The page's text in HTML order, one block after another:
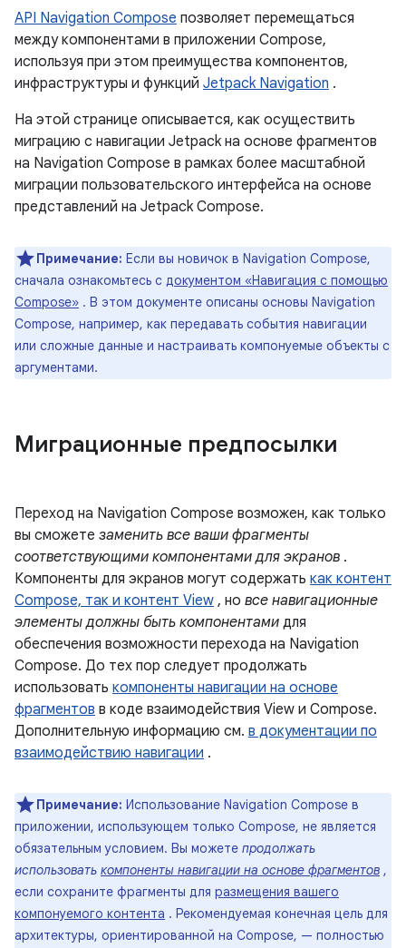
API Navigation Compose позволяет перемещаться
между компонентами в приложении Compose,
используя при этом преимущества компонентов,
инфраструктуры и функций Jetpack Navigation .
На этой странице описывается, как осуществить
миграцию с навигации Jetpack на основе фрагментов
на Navigation Compose в рамках более масштабной
миграции пользовательского интерфейса на основе
представлений на Jetpack Compose.
Примечание: Если вы новичок в Navigation Compose,
сначала ознакомьтесь с документом «Навигация с помощью
Compose» . В этом документе описаны основы Navigation
Compose, например, как передавать события навигации
или сложные данные и настраивать компонуемые объекты с
аргументами.
Миграционные предпосылки
Переход на Navigation Compose возможен, как только
вы сможете заменить все ваши фрагменты
соответствующими компонентами для экранов .
Компоненты для экранов могут содержать как контент
Compose, так и контент View , но все навигационные
элементы должны быть компонентами для
обеспечения возможности перехода на Navigation
Compose. До тех пор следует продолжать
использовать компоненты навигации на основе
фрагментов в коде взаимодействия View и Compose.
Дополнительную информацию см. в документации по
взаимодействию навигации .
Примечание: Использование Navigation Compose в
приложении, использующем только Compose, не является
обязательным условием. Вы можете продолжать
использовать компоненты навигации на основе фрагментов ,
если сохраните фрагменты для размещения вашего
компонуемого контента . Рекомендуемая конечная цель для
архитектуры, ориентированной на Compose, — полностью